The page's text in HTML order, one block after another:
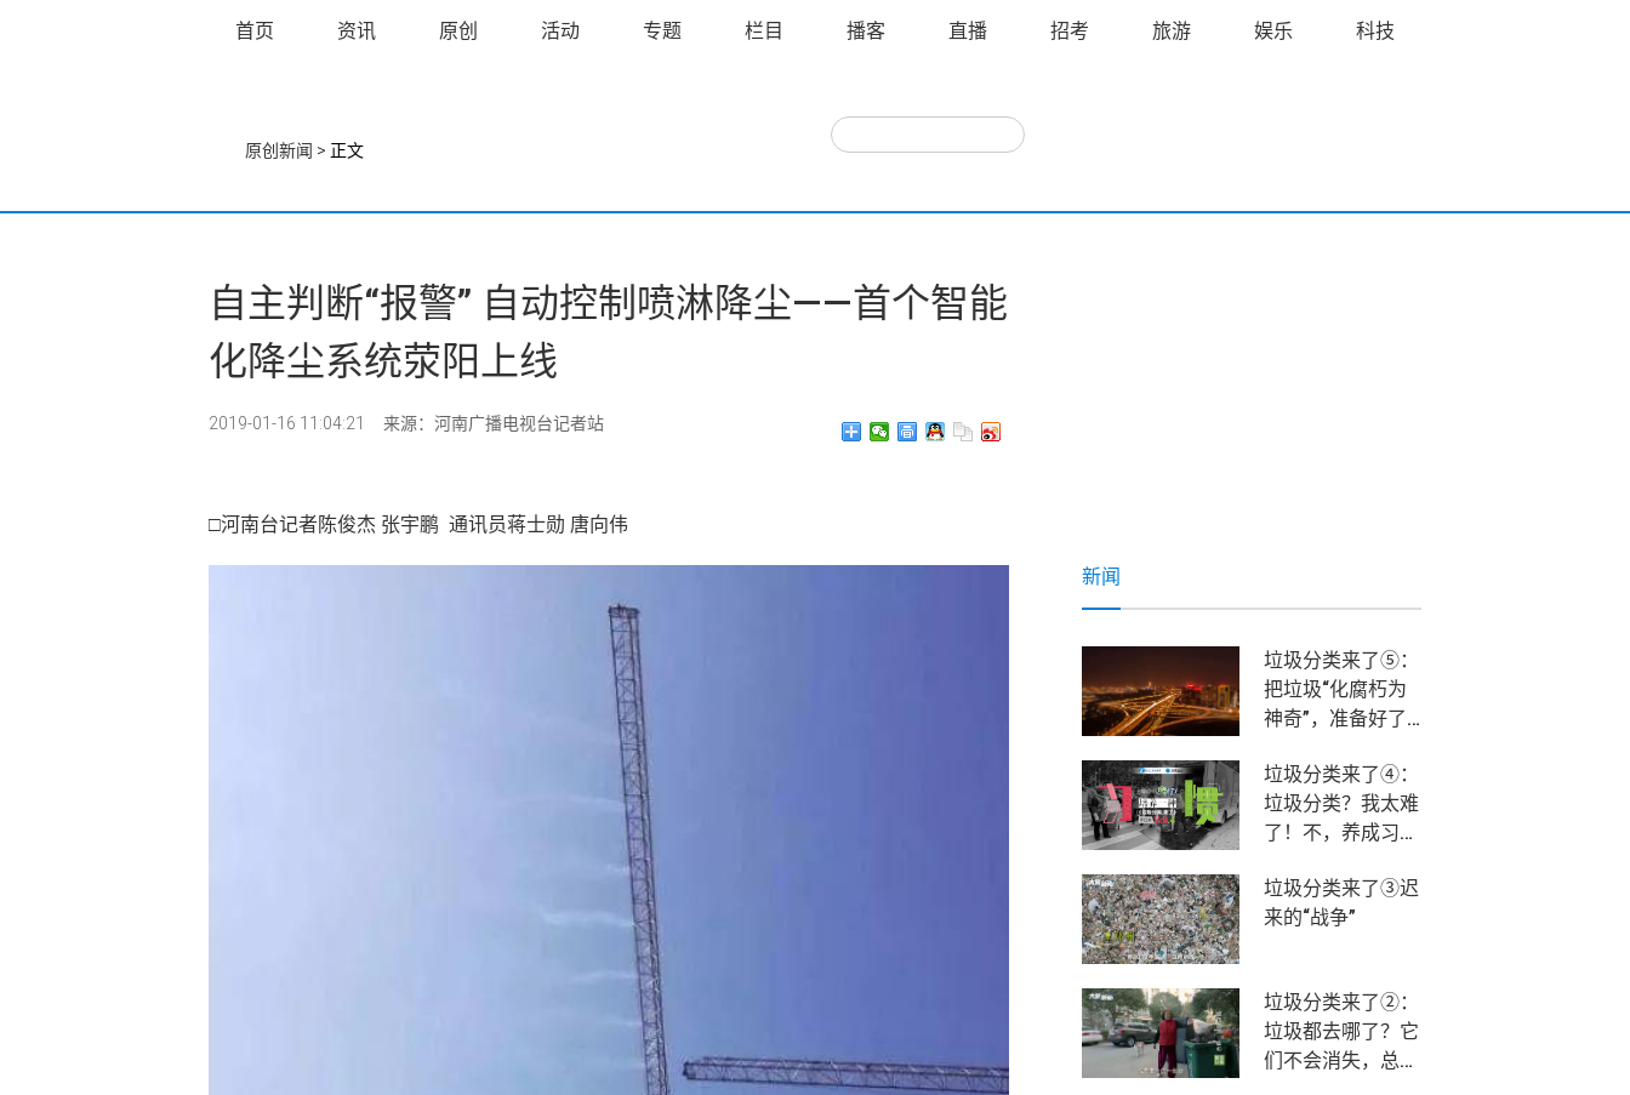
首页 资讯 原创 活动 专题 栏目 播客 直播 招考 旅游 娱乐 科技
原创新闻 > 正文
自主判断“报警” 自动控制喷淋降尘——首个智能
化降尘系统荥阳上线
2019-01-16 11:04:21 来源：河南广播电视台记者站
□河南台记者陈俊杰 张宇鹏 通讯员蒋士勋 唐向伟
新闻
垃圾分类来了⑤：
把垃圾“化腐朽为
神奇”，准备好了
了！
垃圾分类来了④：
垃圾分类？我太难
了！不，养成习惯
垃圾分类来了③迟
来的“战争”
垃圾分类来了②：
垃圾都去哪了？它
们不会消失，总有